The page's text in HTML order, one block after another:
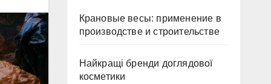
Крановые весы: применение в
производстве и строительстве
Найкращі бренди доглядової
косметики